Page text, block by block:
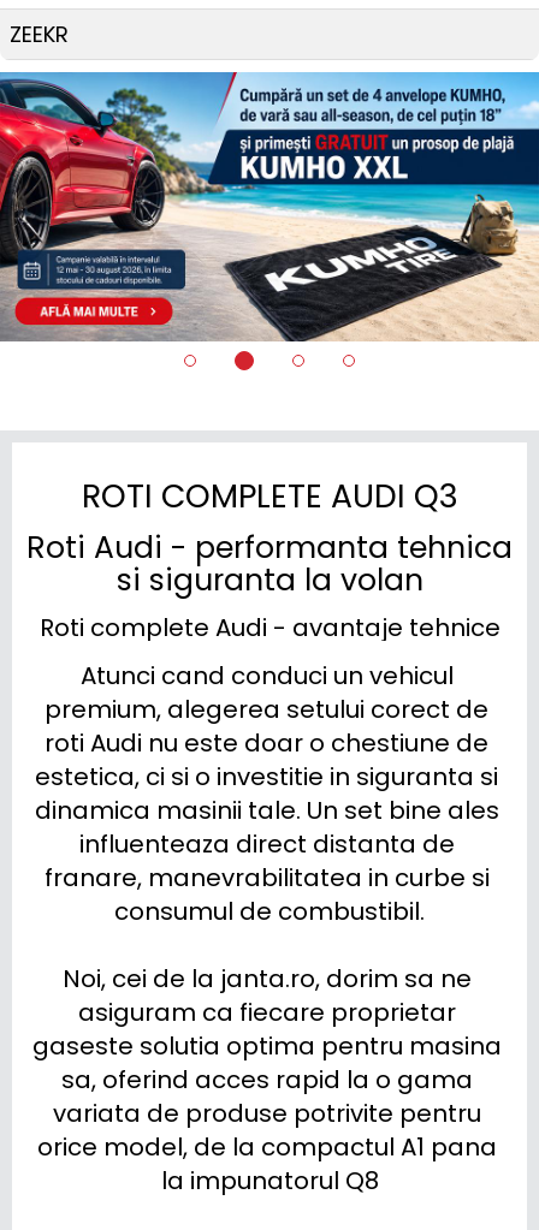
ZEEKR
ROTI COMPLETE AUDI Q3
Roti Audi - performanta tehnica
si siguranta la volan
Roti complete Audi - avantaje tehnice
Atunci cand conduci un vehicul
premium, alegerea setului corect de
roti Audi nu este doar o chestiune de
estetica, ci si o investitie in siguranta si
dinamica masinii tale. Un set bine ales
influenteaza direct distanta de
franare, manevrabilitatea in curbe si
consumul de combustibil.
Noi, cei de la janta.ro, dorim sa ne
asiguram ca fiecare proprietar
gaseste solutia optima pentru masina
sa, oferind acces rapid la o gama
variata de produse potrivite pentru
orice model, de la compactul A1 pana
la impunatorul Q8